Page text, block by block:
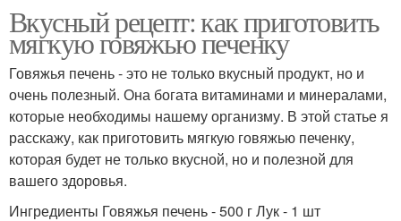
Вкусный рецепт: как приготовить
мягкую говяжью печенку
Говяжья печень - это не только вкусный продукт, но и
очень полезный. Она богата витаминами и минералами,
которые необходимы нашему организму. В этой статье я
расскажу, как приготовить мягкую говяжью печенку,
которая будет не только вкусной, но и полезной для
вашего здоровья.
Ингредиенты Говяжья печень - 500 г Лук - 1 шт